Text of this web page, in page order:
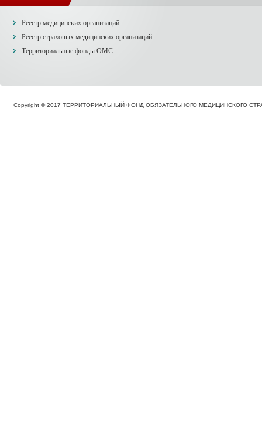
Реестр медицинских организаций
Реестр страховых медицинских организаций
Территориальные фонды ОМС
Copyright © 2017 ТЕРРИТОРИАЛЬНЫЙ ФОНД ОБЯЗАТЕЛЬНОГО МЕДИЦИНСКОГО